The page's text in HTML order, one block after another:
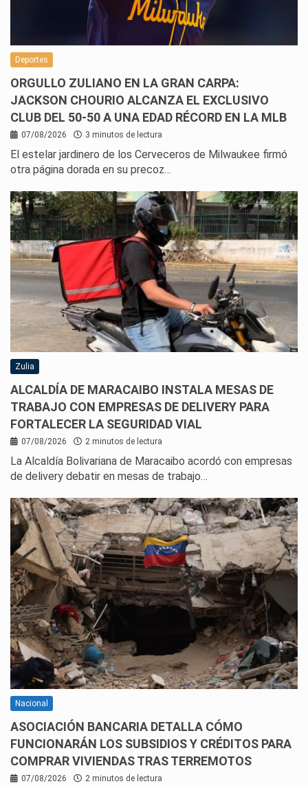
Deportes
ORGULLO ZULIANO EN LA GRAN CARPA:
JACKSON CHOURIO ALCANZA EL EXCLUSIVO
CLUB DEL 50-50 A UNA EDAD RÉCORD EN LA MLB
07/08/2026 3 minutos de lectura
El estelar jardinero de los Cerveceros de Milwaukee firmó
otra página dorada en su precoz…
Zulia
ALCALDÍA DE MARACAIBO INSTALA MESAS DE
TRABAJO CON EMPRESAS DE DELIVERY PARA
FORTALECER LA SEGURIDAD VIAL
07/08/2026 2 minutos de lectura
La Alcaldía Bolivariana de Maracaibo acordó con empresas
de delivery debatir en mesas de trabajo…
Nacional
ASOCIACIÓN BANCARIA DETALLA CÓMO
FUNCIONARÁN LOS SUBSIDIOS Y CRÉDITOS PARA
COMPRAR VIVIENDAS TRAS TERREMOTOS
07/08/2026 2 minutos de lectura